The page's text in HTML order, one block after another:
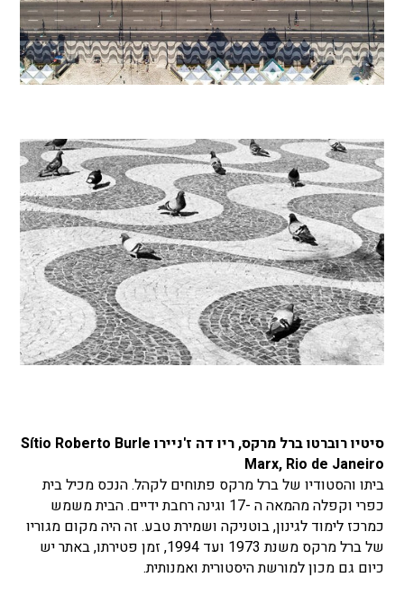
סיטיו רוברטו ברל מרקס, ריו דה ז'ניירו Sítio Roberto Burle
Marx, Rio de Janeiro
ביתו והסטודיו של ברל מרקס פתוחים לקהל. הנכס מכיל בית
כפרי וקפלה מהמאה ה -17 וגינה רחבת ידיים. הבית משמש
כמרכז לימוד לגינון, בוטניקה ושמירת טבע. זה היה מקום מגוריו
של ברל מרקס משנת 1973 ועד 1994, זמן פטירתו, באתר יש
כיום גם מכון למורשת היסטורית ואמנותית.